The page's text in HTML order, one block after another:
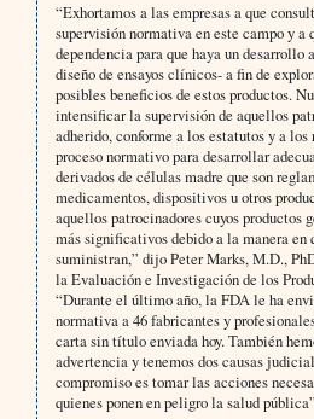
“Exhortamos a las empresas a que
supervisión normativa en este campo y a
dependencia para que haya un desarrollo
diseño de ensayos clínicos- a fin de
posibles beneficios de estos productos.
intensificar la supervisión de aquellos
adherido, conforme a los estatutos y a
proceso normativo para desarrollar
derivados de células madre que son
medicamentos, dispositivos u otros
aquellos patrocinadores cuyos productos
más significativos debido a la manera en
suministran,” dijo Peter Marks, M.D.,
la Evaluación e Investigación de los
“Durante el último año, la FDA le ha
normativa a 46 fabricantes y
carta sin título enviada hoy. También
advertencia y tenemos dos causas
compromiso es tomar las acciones
quienes ponen en peligro la salud